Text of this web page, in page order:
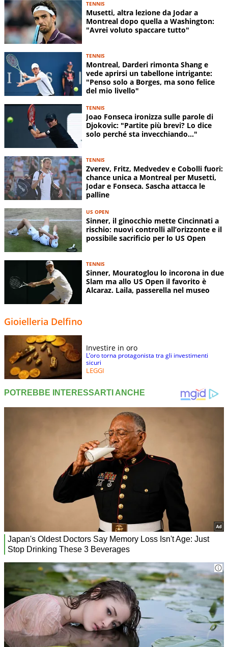
TENNIS
Musetti, altra lezione da Jodar a
Montreal dopo quella a Washington:
"Avrei voluto spaccare tutto"
TENNIS
Montreal, Darderi rimonta Shang e
vede aprirsi un tabellone intrigante:
"Penso solo a Borges, ma sono felice
del mio livello"
TENNIS
Joao Fonseca ironizza sulle parole di
Djokovic: "Partite più brevi? Lo dice
solo perché sta invecchiando..."
TENNIS
Zverev, Fritz, Medvedev e Cobolli fuori:
chance unica a Montreal per Musetti,
Jodar e Fonseca. Sascha attacca le
palline
US OPEN
Sinner, il ginocchio mette Cincinnati a
rischio: nuovi controlli all’orizzonte e il
possibile sacrificio per lo US Open
TENNIS
Sinner, Mouratoglou lo incorona in due
Slam ma allo US Open il favorito è
Alcaraz. Laila, passerella nel museo
Gioielleria Delfino
Investire in oro
L’oro torna protagonista tra gli investimenti
sicuri
LEGGI